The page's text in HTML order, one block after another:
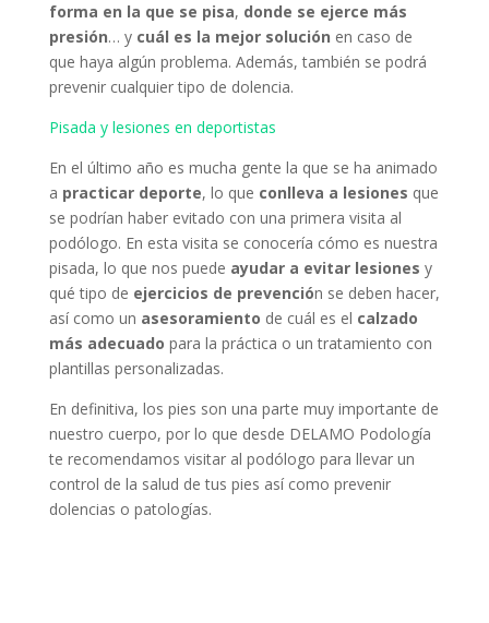
forma en la que se pisa, donde se ejerce más
presión… y cuál es la mejor solución en caso de
que haya algún problema. Además, también se podrá
prevenir cualquier tipo de dolencia.
Pisada y lesiones en deportistas
En el último año es mucha gente la que se ha animado
a practicar deporte, lo que conlleva a lesiones que
se podrían haber evitado con una primera visita al
podólogo. En esta visita se conocería cómo es nuestra
pisada, lo que nos puede ayudar a evitar lesiones y
qué tipo de ejercicios de prevención se deben hacer,
así como un asesoramiento de cuál es el calzado
más adecuado para la práctica o un tratamiento con
plantillas personalizadas.
En definitiva, los pies son una parte muy importante de
nuestro cuerpo, por lo que desde DELAMO Podología
te recomendamos visitar al podólogo para llevar un
control de la salud de tus pies así como prevenir
dolencias o patologías.